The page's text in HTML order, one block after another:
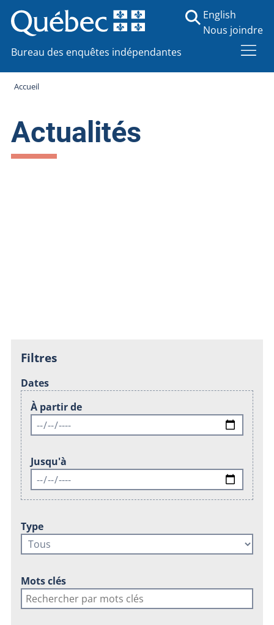
Bureau des enquêtes indépendantes
English
Nous joindre
Accueil
Actualités
Filtres
Dates
À partir de
Jusqu'à
Type
Mots clés